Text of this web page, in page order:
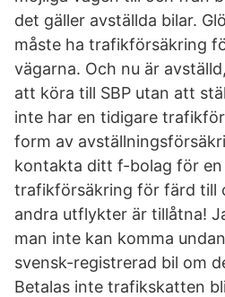
det gäller avställda bilar.
måste ha trafikförsäkring
vägarna. Och nu är
att köra till SBP utan att
inte har en tidigare
form av
kontakta ditt f-bolag för en
trafikförsäkring för färd till
andra utflykter är tillåtna!
man inte kan komma
svensk-registrerad bil om
Betalas inte trafikskatten